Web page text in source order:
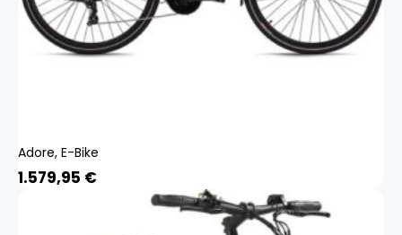
Adore, E-Bike
1.579,95 €